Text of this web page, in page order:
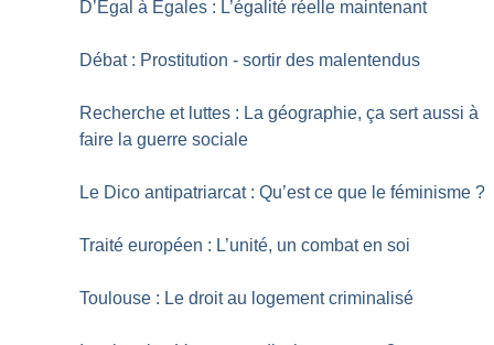
D’Égal à Égales : L’égalité réelle maintenant
Débat : Prostitution - sortir des malentendus
Recherche et luttes : La géographie, ça sert aussi à
faire la guerre sociale
Le Dico antipatriarcat : Qu’est ce que le féminisme ?
Traité européen : L’unité, un combat en soi
Toulouse : Le droit au logement criminalisé